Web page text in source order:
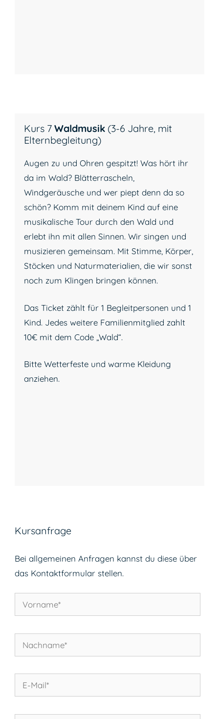
Kurs 7 Waldmusik (3-6 Jahre, mit
Elternbegleitung)
Augen zu und Ohren gespitzt! Was hört ihr
da im Wald? Blätterrascheln,
Windgeräusche und wer piept denn da so
schön? Komm mit deinem Kind auf eine
musikalische Tour durch den Wald und
erlebt ihn mit allen Sinnen. Wir singen und
musizieren gemeinsam. Mit Stimme, Körper,
Stöcken und Naturmaterialien, die wir sonst
noch zum Klingen bringen können.
Das Ticket zählt für 1 Begleitpersonen und 1
Kind. Jedes weitere Familienmitglied zahlt
10€ mit dem Code „Wald“.
Bitte Wetterfeste und warme Kleidung
anziehen.
Kursanfrage
Bei allgemeinen Anfragen kannst du diese über
das Kontaktformular stellen.